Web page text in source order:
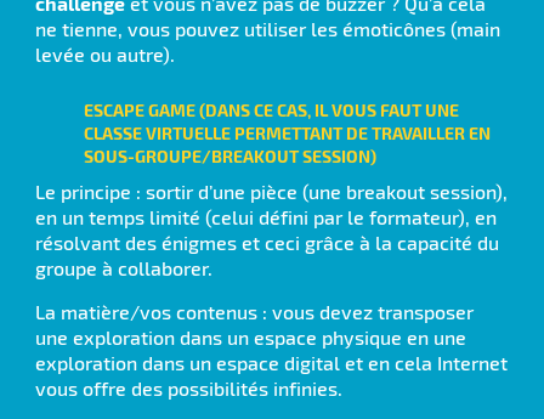
ne tienne, vous pouvez utiliser les émoticônes (main
levée ou autre).
ESCAPE GAME(DANS CE CAS, IL VOUS FAUT UNE
CLASSE VIRTUELLE PERMETTANT DE TRAVAILLER EN
SOUS-GROUPE/BREAKOUT SESSION)
Le principe : sortir d’une pièce (une breakout session),
en un temps limité (celui défini par le formateur), en
résolvant des énigmes et ceci grâce à la capacité du
groupe à collaborer.
La matière/vos contenus : vous devez transposer
une exploration dans un espace physique en une
exploration dans un espace digital et en cela Internet
vous offre des possibilités infinies.